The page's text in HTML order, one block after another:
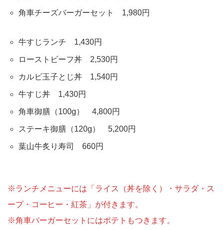
角車チーズバーガーセット 1,980円
牛すじランチ 1,430円
ローストビーフ丼 2,530円
カルビ玉子とじ丼 1,540円
牛すじ丼 1,430円
角車御膳（100g） 4,800円
ステーキ御膳（120g） 5,200円
葉山牛炙り寿司 660円
※ランチメニューには「ライス（丼を除く）・サラダ・ス
ープ・コーヒー・紅茶」が付きます。
※角車バーガーセットにはポテトもつきます。